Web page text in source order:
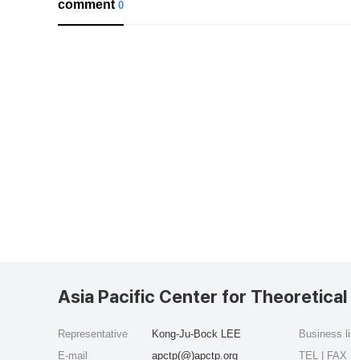
comment0
Asia Pacific Center for Theoretical
Representative
Kong-Ju-Bock LEE
E-mail
apctp(@)apctp.org
Business
TEL | FAX